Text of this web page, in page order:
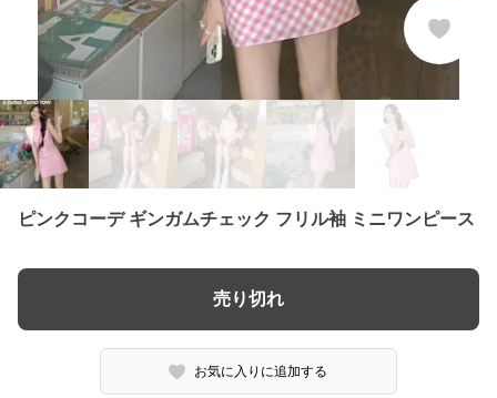
ピンクコーデ ギンガムチェック フリル袖 ミニワンピース
売り切れ
お気に入りに追加する